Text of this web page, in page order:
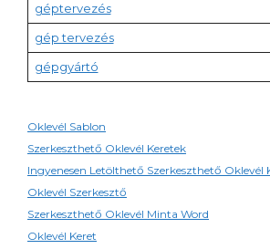
géptervezés
gép tervezés
gépgyártó
Oklevél Sablon
Szerkeszthető Oklevél Keretek
Ingyenesen Letölthető Szerkeszthető Oklevél
Oklevél Szerkesztő
Szerkeszthető Oklevél Minta Word
Oklevél Keret